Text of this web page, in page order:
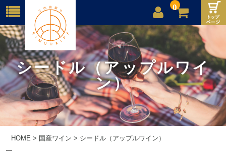
0
店舗案内
ご利用案内
送料
お問合せ
シードル（アップルワイ
ン）
HOME > 国産ワイン > シードル（アップルワイン）